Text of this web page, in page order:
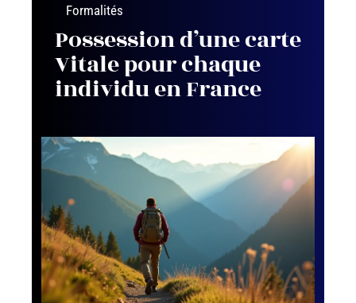
Formalités
Possession d’une carte
Vitale pour chaque
individu en France